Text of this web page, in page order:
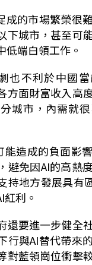
成的市場繁榮很
下城市，甚至可
低端白領工作。
也不利於中國
方面財富收入高
城市，內需就
造成的負面影
避免因AI的高熱
持地方發展具有
利。
還要進一步健全
行與AI替代帶來
對藍領崗位衝擊